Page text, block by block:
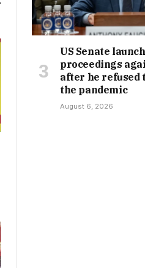
US Senate
proceedings
after he refused
the pandemic
August 6, 2026